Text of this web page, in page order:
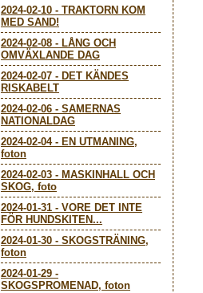
2024-02-10 - TRAKTORN KOM
MED SAND!
2024-02-08 - LÅNG OCH
OMVÄXLANDE DAG
2024-02-07 - DET KÄNDES
RISKABELT
2024-02-06 - SAMERNAS
NATIONALDAG
2024-02-04- EN UTMANING,
foton
2024-02-03 - MASKINHALL OCH
SKOG, foto
2024-01-31 - VORE DET INTE
FÖR HUNDSKITEN...
2024-01-30 - SKOGSTRÄNING,
foton
2024-01-29 -
SKOGSPROMENAD, foton